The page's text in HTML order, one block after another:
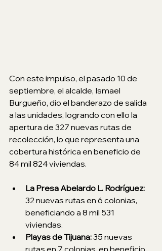
Con este impulso, el pasado 10 de
septiembre, el alcalde, Ismael
Burgueño, dio el banderazo de salida
a las unidades, logrando con ello la
apertura de 327 nuevas rutas de
recolección, lo que representa una
cobertura histórica en beneficio de
84 mil 824 viviendas.
La Presa Abelardo L. Rodríguez:
32 nuevas rutas en 6 colonias,
beneficiando a 8 mil 531
viviendas.
Playas de Tijuana: 35 nuevas